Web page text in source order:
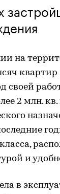
на
своей
2 млн.
и
в